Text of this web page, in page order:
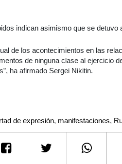
indican asimismo que se
de los acontecimientos en las
de ninguna clase al ejercicio
ha afirmado Sergei Nikitin.
de expresión, manifestaciones,